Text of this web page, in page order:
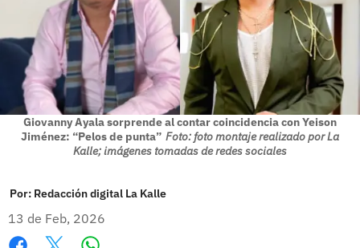
Giovanny Ayala sorprende al contar coincidencia con Yeison
Jiménez: “Pelos de punta” Foto: foto montaje realizado por La
Kalle; imágenes tomadas de redes sociales
Por: Redacción digital La Kalle
13 de Feb, 2026